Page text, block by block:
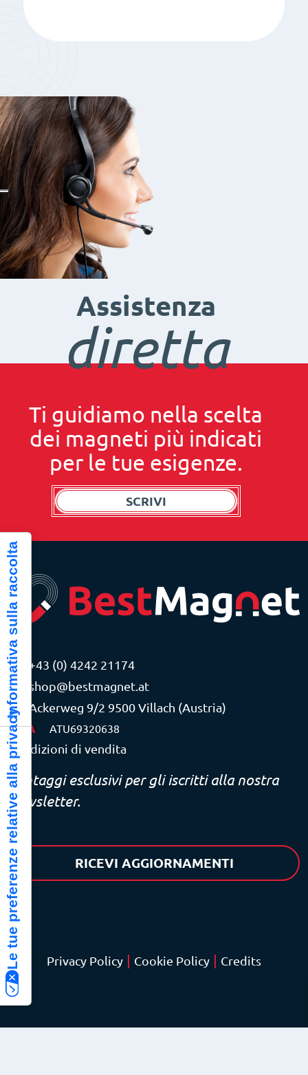
Assistenza
diretta
Ti guidiamo nella scelta
dei magneti più indicati
per le tue esigenze.
SCRIVI
+43 (0) 4242 21174
shop@bestmagnet.at
Ackerweg 9/2 9500 Villach (Austria)
P.IVA ATU69320638
Condizioni di vendita
Vantaggi esclusivi per gli iscritti alla nostra
newsletter.
RICEVI AGGIORNAMENTI
Privacy Policy Cookie Policy Credits
Le tue preferenze relative alla privacy
Informativa sulla raccolta